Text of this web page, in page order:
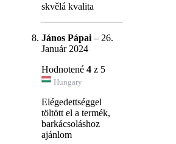
skvělá kvalita
János Pápai – 26.
Január 2024
Hodnotené 4 z 5
Hungary
Elégedettséggel
töltött el a termék,
barkácsoláshoz
ajánlom